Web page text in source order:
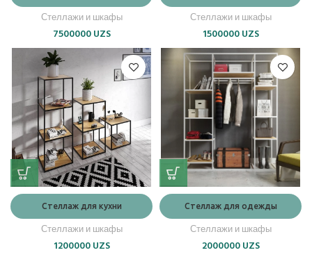
Стеллажи и шкафы
7500000UZS
Стеллажи и шкафы
1500000UZS
Стеллаж для кухни
Стеллажи и шкафы
1200000UZS
Стеллаж для одежды
Стеллажи и шкафы
2000000UZS